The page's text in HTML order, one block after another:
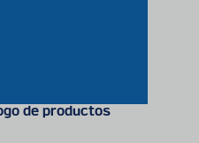
de productos